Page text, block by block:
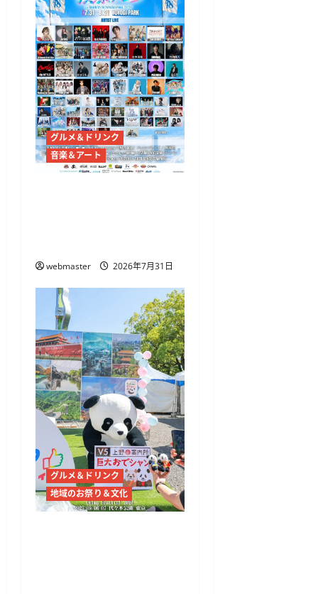
グルメ＆ドリンク
音楽＆アート
webmaster 2026年7月31日
グルメ＆ドリンク
地域のお祭り＆文化